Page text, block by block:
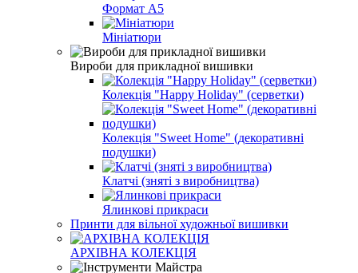
Формат A5
Мініатюри
Вироби для прикладної вишивки
Колекція "Happy Holiday" (серветки)
Колекція "Sweet Home" (декоративні
подушки)
Клатчі (зняті з виробництва)
Ялинкові прикраси
Принти для вільної художньої вишивки
АРХІВНА КОЛЕКЦІЯ